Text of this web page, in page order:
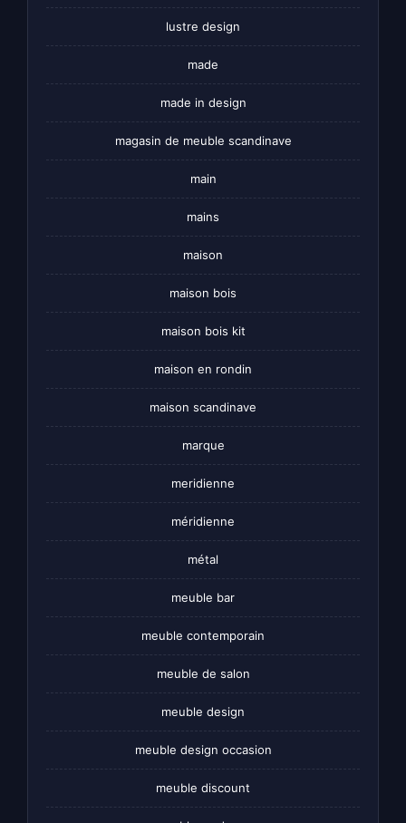
lustre design
made
made in design
magasin de meuble scandinave
main
mains
maison
maison bois
maison bois kit
maison en rondin
maison scandinave
marque
meridienne
méridienne
métal
meuble bar
meuble contemporain
meuble de salon
meuble design
meuble design occasion
meuble discount